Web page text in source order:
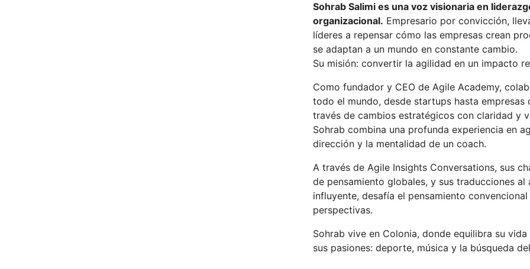
Sohrab Salimi es una voz visionaria en
organizacional. Empresario por convicción,
líderes a repensar cómo las empresas crean
se adaptan a un mundo en constante cambio.
Su misión: convertir la agilidad en un impacto
Como fundador y CEO de Agile Academy,
todo el mundo, desde startups hasta empresas
través de cambios estratégicos con claridad y
Sohrab combina una profunda experiencia en
dirección y la mentalidad de un coach.
A través de Agile Insights Conversations, sus
de pensamiento globales, y sus traducciones
influyente, desafía el pensamiento
perspectivas.
Sohrab vive en Colonia, donde equilibra su
sus pasiones: deporte, música y la búsqueda